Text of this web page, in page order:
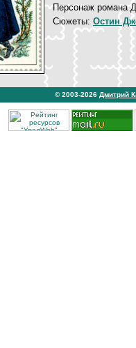
Персонаж романа
Сюжеты: Остин
© 2003-2026 Дмитрий